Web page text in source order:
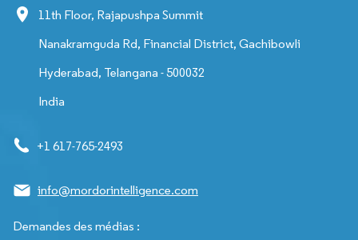
11th Floor, Rajapushpa Summit
Nanakramguda Rd, Financial District, Gachibowli
Hyderabad, Telangana - 500032
India
+1 617-765-2493
info@mordorintelligence.com
Demandes des médias :